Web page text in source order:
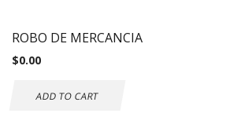
ROBO DE MERCANCIA
$0.00
ADD TO CART